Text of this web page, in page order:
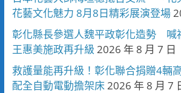
花藝文化魅力 8月8日精彩展演登場
彰化縣長參選人魏平政彰化造勢 喊
王惠美施政再升級 2026 年 8 月 7 日
救護量能再升級！彰化聯合捐贈4
配全自動電動擔架床2026 年 8 月 7